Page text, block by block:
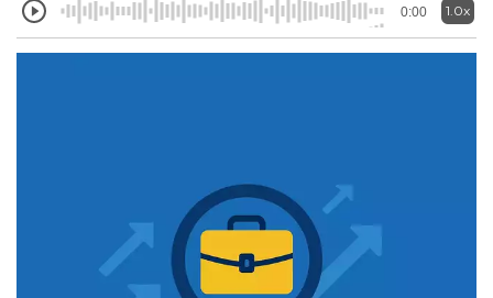
0:00 1.0x